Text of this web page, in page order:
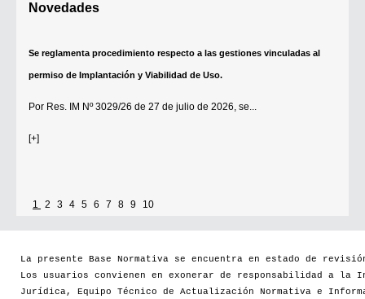
Novedades
Se reglamenta procedimiento respecto a las gestiones vinculadas al
permiso de Implantación y Viabilidad de Uso.
Por Res. IM Nº 3029/26 de 27 de julio de 2026, se...
[+]
1 2 3 4 5 6 7 8 9 10
La presente Base Normativa se encuentra en estado de
Los usuarios convienen en exonerar de responsabilidad a la
Jurídica, Equipo Técnico de Actualización Normativa e